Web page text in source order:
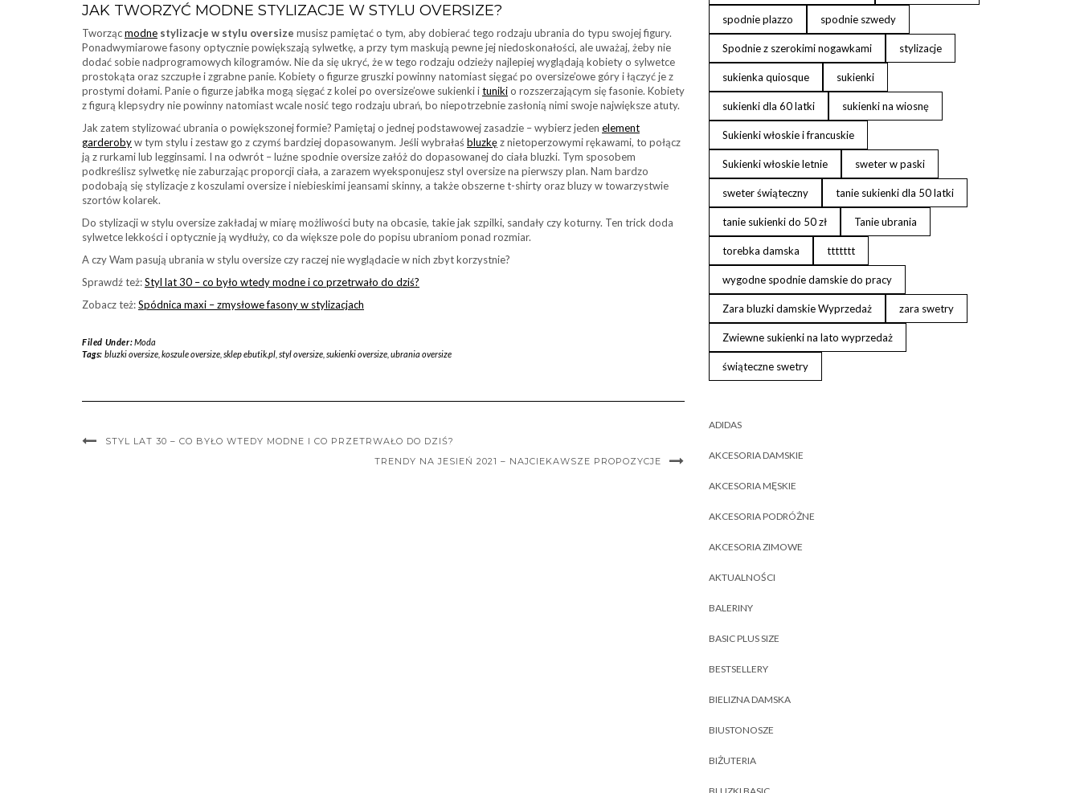
JAK TWORZYĆ MODNE STYLIZACJE W STYLU OVERSIZE?
Tworzącmodne stylizacje w stylu oversize musisz pamiętać o tym, aby dobierać tego rodzaju ubrania do typu swojej figury.
Ponadwymiarowe fasony optycznie powiększają sylwetkę, a przy tym maskują pewne jej niedoskonałości, ale uważaj, żeby nie
dodać sobie nadprogramowych kilogramów. Nie da się ukryć, że w tego rodzaju odzieży najlepiej wyglądają kobiety o sylwetce
prostokąta oraz szczupłe i zgrabne panie. Kobiety o figurze gruszki powinny natomiast sięgać po oversize’owe góry i łączyć je z
prostymi dołami. Panie o figurze jabłka mogą sięgać z kolei po oversize’owe sukienki itunikio rozszerzającym się fasonie. Kobiety
z figurą klepsydry nie powinny natomiast wcale nosić tego rodzaju ubrań, bo niepotrzebnie zasłonią nimi swoje największe atuty.
Jak zatem stylizować ubrania o powiększonej formie? Pamiętaj o jednej podstawowej zasadzie – wybierz jeden element
garderobyw tym stylu i zestaw go z czymś bardziej dopasowanym. Jeśli wybrałaś bluzkęz nietoperzowymi rękawami, to połącz
ją z rurkami lub legginsami. I na odwrót – luźne spodnie oversize załóż do dopasowanej do ciała bluzki. Tym sposobem
podkreślisz sylwetkę nie zaburzając proporcji ciała, a zarazem wyeksponujesz styl oversize na pierwszy plan. Nam bardzo
podobają się stylizacje z koszulami oversize i niebieskimi jeansami skinny, a także obszerne t-shirty oraz bluzy w towarzystwie
szortów kolarek.
Do stylizacji w stylu oversize zakładaj w miarę możliwości buty na obcasie, takie jak szpilki, sandały czy koturny. Ten trick doda
sylwetce lekkości i optycznie ją wydłuży, co da większe pole do popisu ubraniom ponad rozmiar.
A czy Wam pasują ubrania w stylu oversize czy raczej nie wyglądacie w nich zbyt korzystnie?
Sprawdź też:Styl lat 30 – co było wtedy modne i co przetrwało do dziś?
Zobacz też:Spódnica maxi – zmysłowe fasony w stylizacjach
Filed Under:Moda
Tags: bluzki oversize, koszule oversize, sklep ebutik.pl, styl oversize, sukienki oversize, ubrania oversize
STYL LAT 30 – CO BYŁO WTEDY MODNE I CO PRZETRWAŁO DO DZIŚ?
TRENDY NA JESIEŃ 2021 – NAJCIEKAWSZE PROPOZYCJE
spodnie plazzo spodnie szwedy
Spodnie z szerokimi nogawkami stylizacje
sukienka quiosque sukienki
sukienki dla 60 latki sukienki na wiosnę
Sukienki włoskie i francuskie
Sukienki włoskie letnie sweter w paski
sweter świąteczny tanie sukienki dla 50 latki
tanie sukienki do 50 zł Tanie ubrania
torebka damska ttttttt
wygodne spodnie damskie do pracy
Zara bluzki damskie Wyprzedaż zara swetry
Zwiewne sukienki na lato wyprzedaż
świąteczne swetry
ADIDAS
AKCESORIA DAMSKIE
AKCESORIA MĘSKIE
AKCESORIA PODRÓŻNE
AKCESORIA ZIMOWE
AKTUALNOŚCI
BALERINY
BASIC PLUS SIZE
BESTSELLERY
BIELIZNA DAMSKA
BIUSTONOSZE
BIŻUTERIA